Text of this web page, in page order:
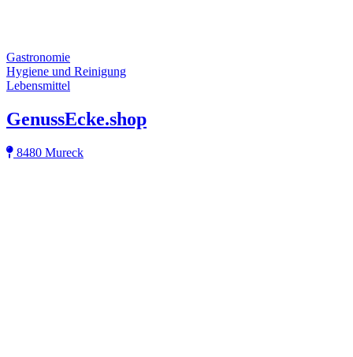
Gastronomie
Hygiene und Reinigung
Lebensmittel
GenussEcke.shop
8480 Mureck